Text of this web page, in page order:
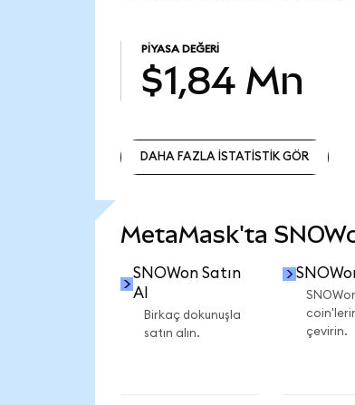
PIYASA DEĞERI
$1,84 Mn
DAHA FAZLA İSTATİSTİK GÖR
MetaMask'ta
SNOWon Satın
Al
Birkaç dokunuşla
satın alın.
çevirin.